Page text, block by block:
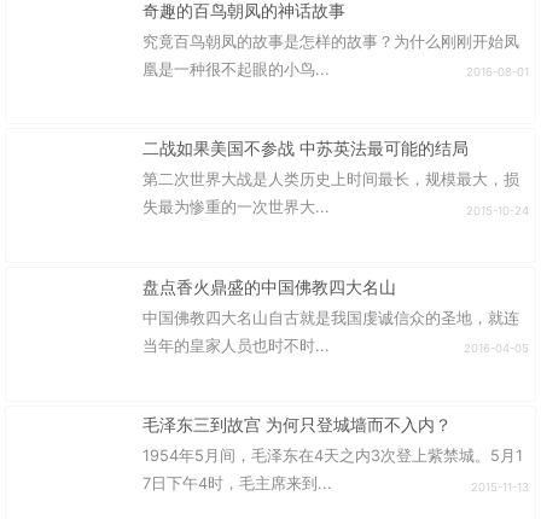
奇趣的百鸟朝凤的神话故事
究竟百鸟朝凤的故事是怎样的故事？为什么刚刚开始凤
凰是一种很不起眼的小鸟...
2016-08-01
二战如果美国不参战 中苏英法最可能的结局
第二次世界大战是人类历史上时间最长，规模最大，损
失最为惨重的一次世界大...
2015-10-24
盘点香火鼎盛的中国佛教四大名山
中国佛教四大名山自古就是我国虔诚信众的圣地，就连
当年的皇家人员也时不时...
2016-04-05
毛泽东三到故宫 为何只登城墙而不入内？
1954年5月间，毛泽东在4天之内3次登上紫禁城。5月1
7日下午4时，毛主席来到...
2015-11-13